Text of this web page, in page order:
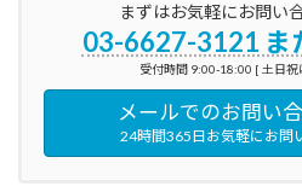
まずはお気軽にお問い
03-6627-3121 ま
受付時間 9:00-18:00 [ 土日
メールでのお問い
24時間365日お気軽にお問